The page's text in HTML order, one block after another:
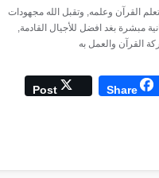
القرآن وعلمه, وتقبل الله مجهودات
مبشرة بغد افضل للأجيال القادمة,
القرآن والعمل به
Share
Post